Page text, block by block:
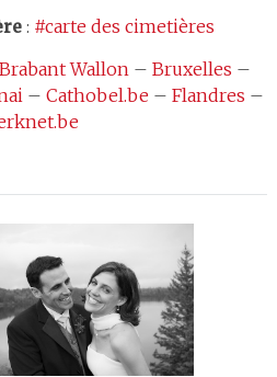
: #carte des cimetières
Brabant Wallon– Bruxelles –
– Cathobel.be – Flandres –